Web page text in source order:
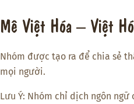
Mê Việt Hóa – Việt
Nhóm được tạo ra để chia sẻ
mọi người.
Lưu Ý: Nhóm chỉ dịch ngôn ngữ